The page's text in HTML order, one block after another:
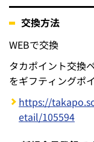
交換方法
WEBで交換
タカポイント交換
をギフティングポ
https://
etail/105594